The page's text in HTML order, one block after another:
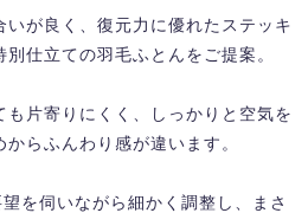
が良く、復元力に優れたステッキ
仕立ての羽毛ふとんをご提案。
も片寄りにくく、しっかりと空気を
らふんわり感が違います。
を伺いながら細かく調整し、まさ